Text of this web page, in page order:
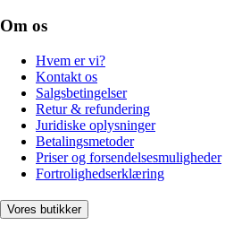
Om os
Hvem er vi?
Kontakt os
Salgsbetingelser
Retur & refundering
Juridiske oplysninger
Betalingsmetoder
Priser og forsendelsesmuligheder
Fortrolighedserklæring
Vores butikker